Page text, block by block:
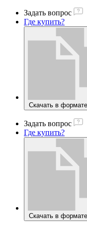
Задать вопрос
Где купить?
Скачать в
Задать вопрос
Где купить?
Скачать в